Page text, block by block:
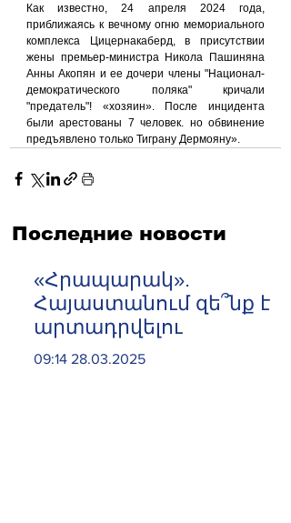
Как известно, 24 апреля 2024 года,
приближаясь к вечному огню мемориального
комплекса Цицернакаберд, в присутствии
жены премьер-министра Никола Пашиняна
Анны Акопян и ее дочери члены "Национал-
демократического поляка" кричали
"предатель"! «хозяин». После инцидента
были арестованы 7 человек. но обвинение
предъявлено только Тиграну Дермояну».
Последние новости
«Հրապարակ».
Հայաստանում զե՞նք է
արտադրվելու
09:14 28.03.2025